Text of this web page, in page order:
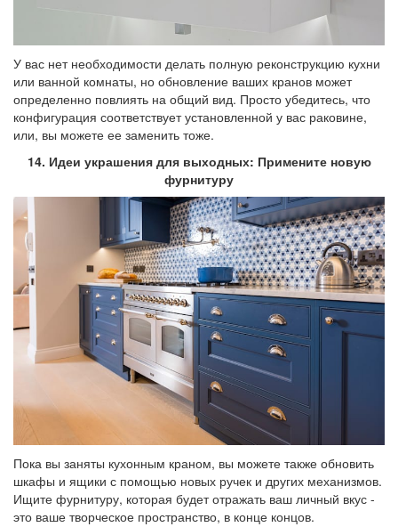
У вас нет необходимости делать полную реконструкцию кухни
или ванной комнаты, но обновление ваших кранов может
определенно повлиять на общий вид. Просто убедитесь, что
конфигурация соответствует установленной у вас раковине,
или, вы можете ее заменить тоже.
14. Идеи украшения для выходных: Примените новую
фурнитуру
Пока вы заняты кухонным краном, вы можете также обновить
шкафы и ящики с помощью новых ручек и других механизмов.
Ищите фурнитуру, которая будет отражать ваш личный вкус -
это ваше творческое пространство, в конце концов.